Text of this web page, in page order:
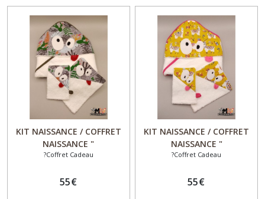
KIT NAISSANCE / COFFRET
NAISSANCE "
MONSTR'O'BAIN" - Cape de
gant, gant enfant -
?Coffret Cadeau
55€
KIT NAISSANCE / COFFRET
NAISSANCE "
MONSTR'O'BAIN" - Cape de
gant, gant enfant -
?Coffret Cadeau
55€